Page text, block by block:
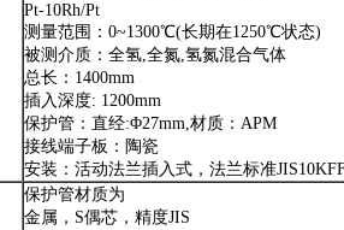
Pt-10Rh/Pt
测量范围：0~1300℃(长期在1250℃状态)
被测介质：全氢,全氮,氢氮混合气体
总长：1400mm
插入深度: 1200mm
保护管：直经:Φ27mm,材质：APM
接线端子板：陶瓷
安装：活动法兰插入式，法兰标准
保护管材质为
金属，S偶芯，精度JIS